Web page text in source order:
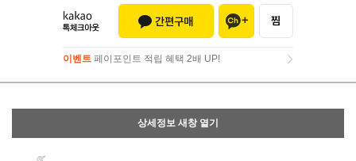
이벤트 페이포인트 적립 혜택 2배 UP!
상세정보 새창 열기